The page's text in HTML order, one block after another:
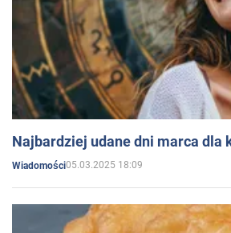
Najbardziej udane dni marca dla
Wiadomości05.03.2025 18:09